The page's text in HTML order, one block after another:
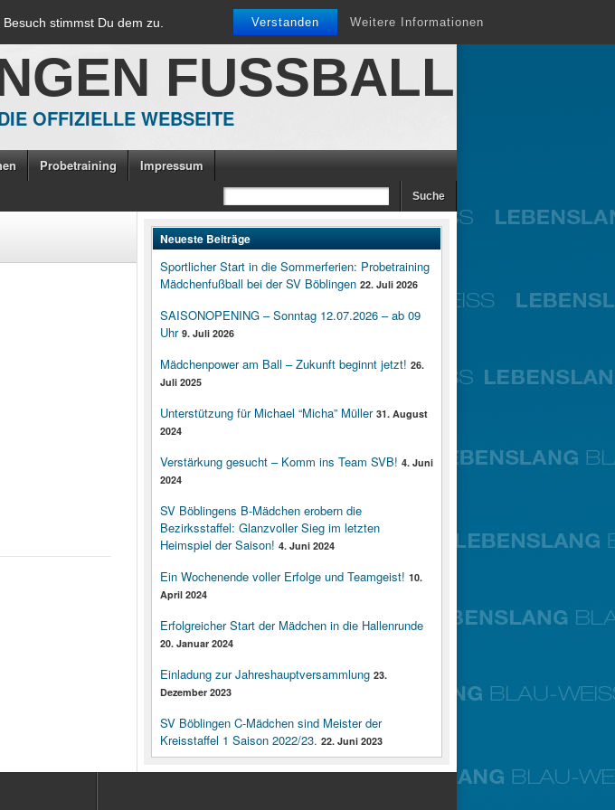
stimmst Du dem zu. Verstanden Weitere Informationen
FUSSBALL
OFFIZIELLE WEBSEITE
Probetraining Impressum
Neueste Beiträge
Sportlicher Start in die Sommerferien: Probetraining
Mädchenfußball bei der SV Böblingen 22. Juli 2026
SAISONOPENING – Sonntag 12.07.2026 – ab 09
Uhr 9. Juli 2026
Mädchenpower am Ball – Zukunft beginnt jetzt! 26.
Juli 2025
Unterstützung für Michael “Micha” Müller 31. August
2024
Verstärkung gesucht – Komm ins Team SVB! 4. Juni
2024
SV Böblingens B-Mädchen erobern die
Bezirksstaffel: Glanzvoller Sieg im letzten
Heimspiel der Saison! 4. Juni 2024
Ein Wochenende voller Erfolge und Teamgeist! 10.
April 2024
Erfolgreicher Start der Mädchen in die Hallenrunde
20. Januar 2024
Einladung zur Jahreshauptversammlung 23.
Dezember 2023
SV Böblingen C-Mädchen sind Meister der
Kreisstaffel 1 Saison 2022/23. 22. Juni 2023